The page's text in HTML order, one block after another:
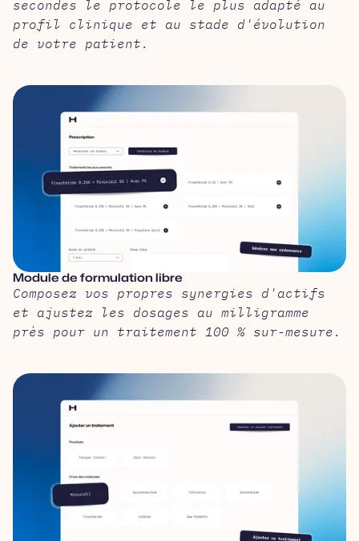
secondes le protocole le plus adapté au
profil clinique et au stade d'évolution
de votre patient.
Module de formulation libre
Composez vos propres synergies d'actifs
et ajustez les dosages au milligramme
près pour un traitement 100 % sur-mesure.